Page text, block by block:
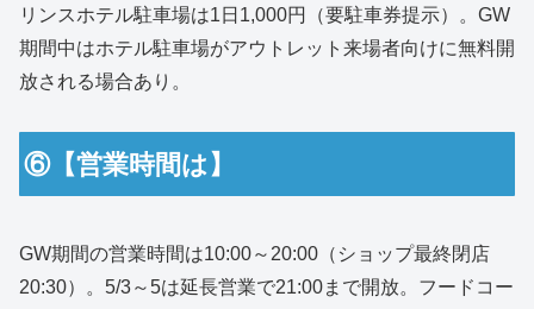
リンスホテル駐車場は1日1,000円（要駐車券提示）。GW
期間中はホテル駐車場がアウトレット来場者向けに無料開
放される場合あり。
⑥【営業時間は】
GW期間の営業時間は10:00～20:00（ショップ最終閉店
20:30）。5/3～5は延長営業で21:00まで開放。フードコー